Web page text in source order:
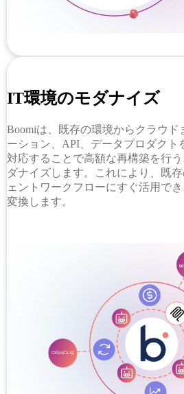
IT環境のモダナイズ
Boomiは、既存の環境からクラウ
ーション、API、データプロダクト
対応することで高額な再構築を行
ダナイズします。これにより、既
ェントワークフローにすぐ活用で
変換します。